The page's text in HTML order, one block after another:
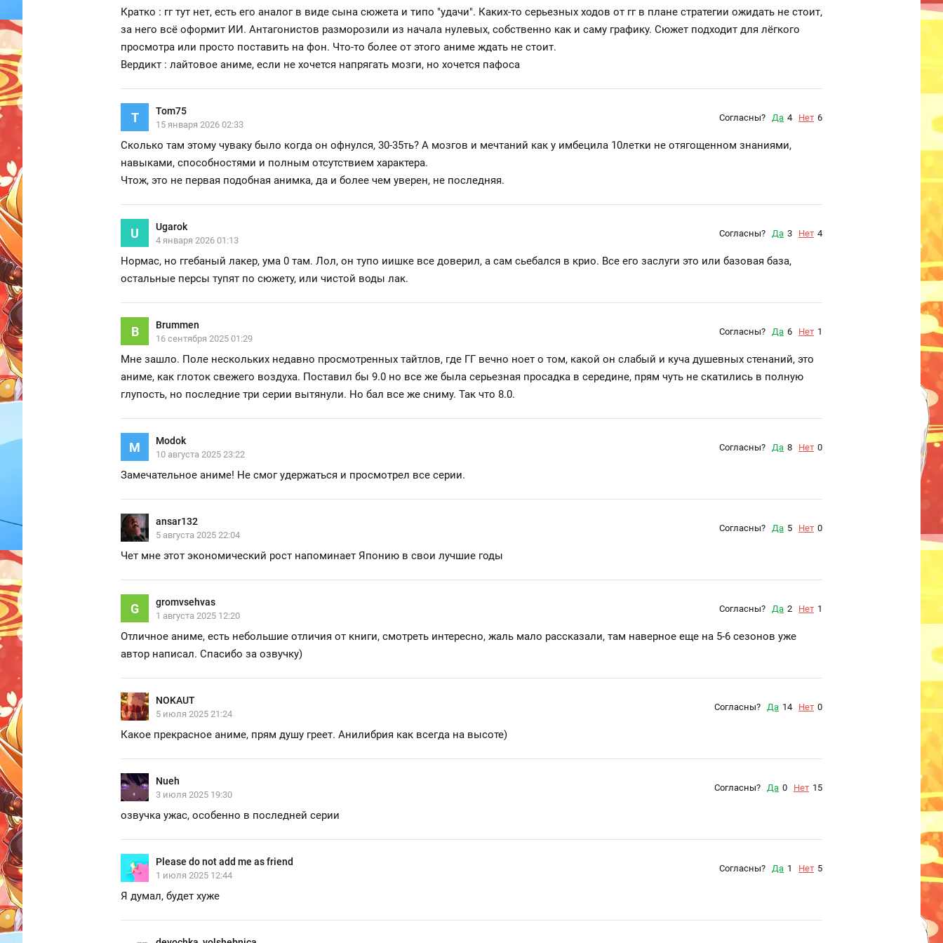
Кратко : гг тут нет, есть его аналог в виде сына сюжета и типо "удачи". Каких-то серьезных ходов от гг в плане стратегии ожидать не стоит,
за него всё оформит ИИ. Антагонистов разморозили из начала нулевых, собственно как и саму графику. Сюжет подходит для лёгкого
просмотра или просто поставить на фон. Что-то более от этого аниме ждать не стоит.
Вердикт : лайтовое аниме, если не хочется напрягать мозги, но хочется пафоса
T Tom75
15 января 2026 02:33
Согласны? Да 4 Нет 6
Сколько там этому чуваку было когда он офнулся, 30-35ть? А мозгов и мечтаний как у имбецила 10летки не отягощенном знаниями,
навыками, способностями и полным отсутствием характера.
Чтож, это не первая подобная анимка, да и более чем уверен, не последняя.
U Ugarok
4 января 2026 01:13
Согласны? Да 3 Нет 4
Нормас, но ггебаный лакер, ума 0 там. Лол, он тупо иишке все доверил, а сам сьебался в крио. Все его заслуги это или базовая база,
остальные персы тупят по сюжету, или чистой воды лак.
B Brummen
16 сентября 2025 01:29
Согласны? Да 6 Нет 1
Мне зашло. Поле нескольких недавно просмотренных тайтлов, где ГГ вечно ноет о том, какой он слабый и куча душевных стенаний, это
аниме, как глоток свежего воздуха. Поставил бы 9.0 но все же была серьезная просадка в середине, прям чуть не скатились в полную
глупость, но последние три серии вытянули. Но бал все же сниму. Так что 8.0.
M Modok
10 августа 2025 23:22
Согласны? Да 8 Нет 0
Замечательное аниме! Не смог удержаться и просмотрел все серии.
ansar132
5 августа 2025 22:04
Согласны? Да 5 Нет 0
Чет мне этот экономический рост напоминает Японию в свои лучшие годы
G gromvsehvas
1 августа 2025 12:20
Согласны? Да 2 Нет 1
Отличное аниме, есть небольшие отличия от книги, смотреть интересно, жаль мало рассказали, там наверное еще на 5-6 сезонов уже
автор написал. Спасибо за озвучку)
NOKAUT
5 июля 2025 21:24
Согласны? Да 14 Нет 0
Какое прекрасное аниме, прям душу греет. Анилибрия как всегда на высоте)
Nueh
3 июля 2025 19:30
Согласны? Да 0 Нет 15
озвучка ужас, особенно в последней серии
Please do not add me as friend
1 июля 2025 12:44
Согласны? Да 1 Нет 5
Я думал, будет хуже